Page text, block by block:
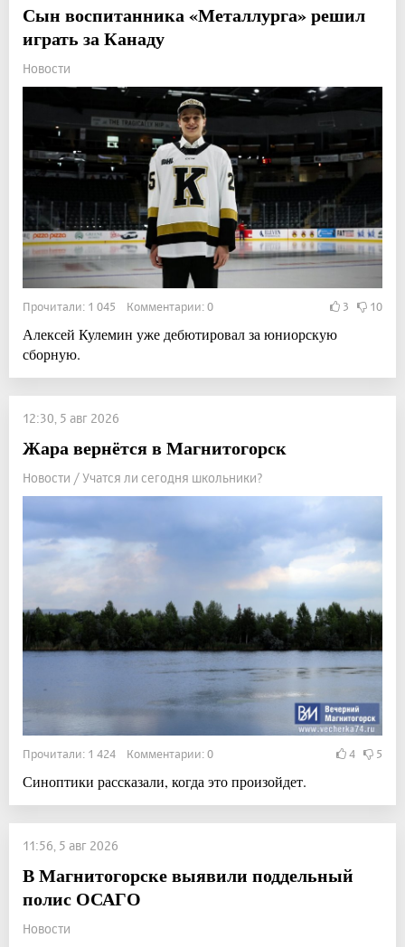
Сын воспитанника «Металлурга» решил
играть за Канаду
Новости
Прочитали: 1 045 Комментарии: 0 3 10
Алексей Кулемин уже дебютировал за юниорскую
сборную.
12:30, 5 авг 2026
Жара вернётся в Магнитогорск
Новости / Учатся ли сегодня школьники?
Прочитали: 1 424 Комментарии: 0 4 5
Синоптики рассказали, когда это произойдет.
11:56, 5 авг 2026
В Магнитогорске выявили поддельный
полис ОСАГО
Новости